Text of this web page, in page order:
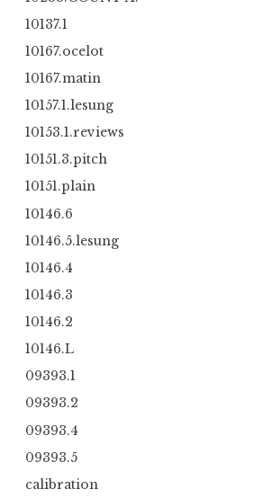
10137.1
10167.ocelot
10167.matin
10157.1.lesung
10153.1.reviews
10151.3.pitch
10151.plain
10146.6
10146.5.lesung
10146.4
10146.3
10146.2
10146.L
09393.1
09393.2
09393.4
09393.5
calibration